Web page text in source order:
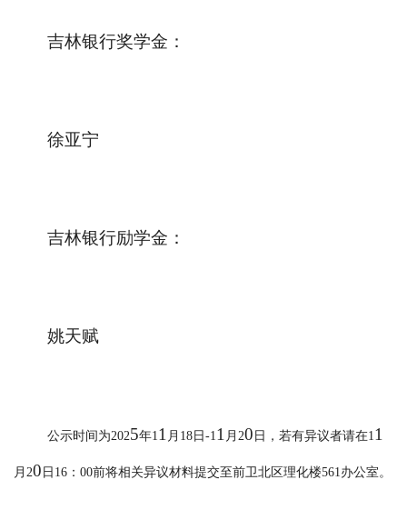
吉林银行奖学金：
徐亚宁
吉林银行励学金：
姚天赋
公示时间为2025年11 月 18日-11 月 20 日，若有异议者请在11
月 20 日 16：00前将相关异议材料提交至前卫北区理化楼561办公室。